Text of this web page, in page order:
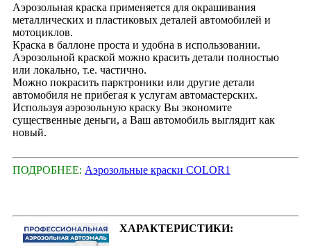
Аэрозольная краска применяется для окрашивания
металлических и пластиковых деталей автомобилей и
мотоциклов.
Краска в баллоне проста и удобна в использовании.
Аэрозольной краской можно красить детали полностью
или локально, т.е. частично.
Можно покрасить парктроники или другие детали
автомобиля не прибегая к услугам автомастерских.
Используя аэрозольную краску Вы экономите
существенные деньги, а Ваш автомобиль выглядит как
новый.
ПОДРОБНЕЕ: Аэрозольные краски COLOR1
ХАРАКТЕРИСТИКИ: